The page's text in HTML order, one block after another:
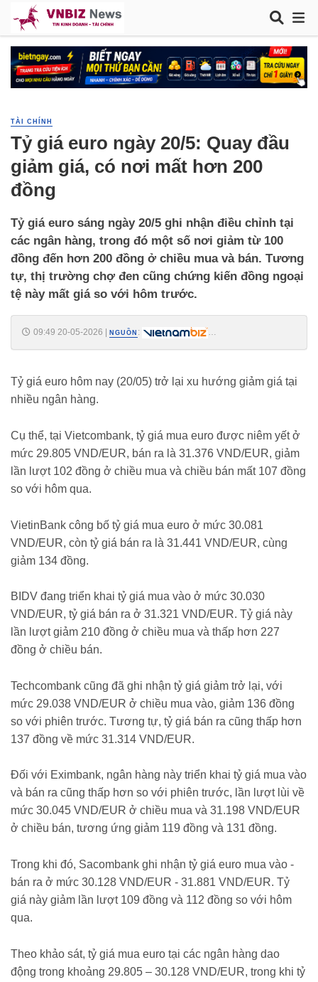
TÀI CHÍNH
Tỷ giá euro ngày 20/5: Quay đầu
giảm giá, có nơi mất hơn 200
đồng
Tỷ giá euro sáng ngày 20/5 ghi nhận điều chỉnh tại
các ngân hàng, trong đó một số nơi giảm từ 100
đồng đến hơn 200 đồng ở chiều mua và bán. Tương
tự, thị trường chợ đen cũng chứng kiến đồng ngoại
tệ này mất giá so với hôm trước.
09:49 20-05-2026 NGUỒN :
Tỷ giá euro hôm nay (20/05) trở lại xu hướng giảm giá tại
nhiều ngân hàng.
Cụ thể, tại Vietcombank, tỷ giá mua euro được niêm yết ở
mức 29.805 VND/EUR, bán ra là 31.376 VND/EUR, giảm
lần lượt 102 đồng ở chiều mua và chiều bán mất 107 đồng
so với hôm qua.
VietinBank công bố tỷ giá mua euro ở mức 30.081
VND/EUR, còn tỷ giá bán ra là 31.441 VND/EUR, cùng
giảm 134 đồng.
BIDV đang triển khai tỷ giá mua vào ở mức 30.030
VND/EUR, tỷ giá bán ra ở 31.321 VND/EUR. Tỷ giá này
lần lượt giảm 210 đồng ở chiều mua và thấp hơn 227
đồng ở chiều bán.
Techcombank cũng đã ghi nhận tỷ giá giảm trở lại, với
mức 29.038 VND/EUR ở chiều mua vào, giảm 136 đồng
so với phiên trước. Tương tự, tỷ giá bán ra cũng thấp hơn
137 đồng về mức 31.314 VND/EUR.
Đối với Eximbank, ngân hàng này triển khai tỷ giá mua vào
và bán ra cũng thấp hơn so với phiên trước, lần lượt lùi về
mức 30.045 VND/EUR ở chiều mua và 31.198 VND/EUR
ở chiều bán, tương ứng giảm 119 đồng và 131 đồng.
Trong khi đó, Sacombank ghi nhận tỷ giá euro mua vào -
bán ra ở mức 30.128 VND/EUR - 31.881 VND/EUR. Tỷ
giá này giảm lần lượt 109 đồng và 112 đồng so với hôm
qua.
Theo khảo sát, tỷ giá mua euro tại các ngân hàng dao
động trong khoảng 29.805 – 30.128 VND/EUR, trong khi tỷ